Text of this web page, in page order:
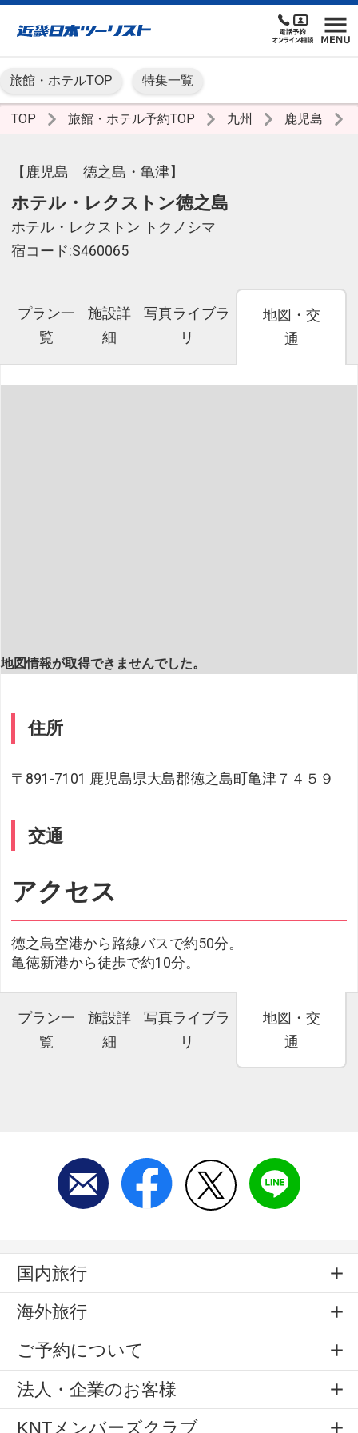
旅館・ホテルTOP 特集一覧
TOP 旅館・ホテル予約TOP 九州 鹿児島
【鹿児島 徳之島・亀津】
ホテル・レクストン徳之島
ホテル・レクストン トクノシマ
宿コード:S460065
プラン一
覧
施設詳
細
写真ライブラ
リ
地図・交
通
地図情報が取得できませんでした。
住所
〒891-7101 鹿児島県大島郡徳之島町亀津７４５９
交通
アクセス
徳之島空港から路線バスで約50分。
亀徳新港から徒歩で約10分。
プラン一
覧
施設詳
細
写真ライブラ
リ
地図・交
通
国内旅行
海外旅行
ご予約について
法人・企業のお客様
KNTメンバーズクラブ